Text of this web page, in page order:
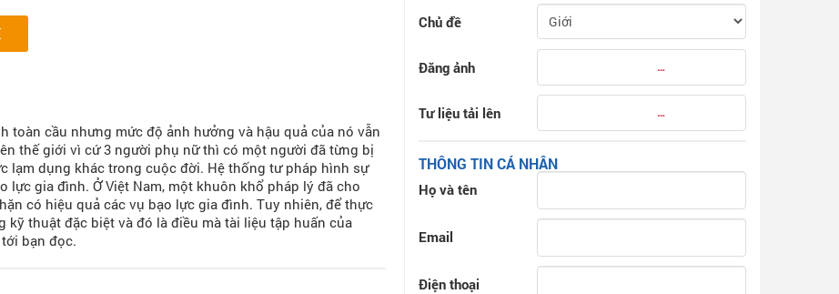
toàn cầu nhưng mức độ ảnh hưởng và hậu quả của nó vẫn
thế giới vì cứ 3 người phụ nữ thì có một người đã từng bị
lạm dụng khác trong cuộc đời. Hệ thống tư pháp hình sự
gia đình. Ở Việt Nam, một khuôn khổ pháp lý đã cho
có hiệu quả các vụ bạo lực gia đình. Tuy nhiên, để thực
thuật đặc biệt và đó là điều mà tài liệu tập huấn của
bạn đọc.
Chủ đề
Đăng ảnh
Tư liệu tải lên
THÔNG TIN CÁ NHÂN
Họ và tên
Email
Điện thoại